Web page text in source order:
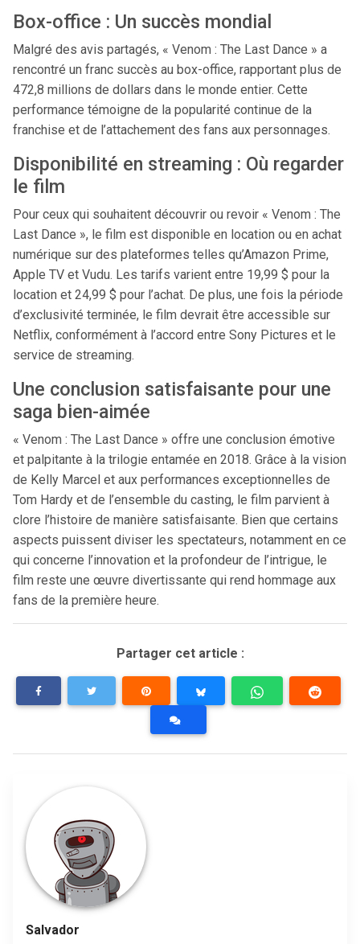
Box-office : Un succès mondial
Malgré des avis partagés, « Venom : The Last Dance » a
rencontré un franc succès au box-office, rapportant plus de
472,8 millions de dollars dans le monde entier. Cette
performance témoigne de la popularité continue de la
franchise et de l’attachement des fans aux personnages.​
Disponibilité en streaming : Où regarder
le film
Pour ceux qui souhaitent découvrir ou revoir « Venom : The
Last Dance », le film est disponible en location ou en achat
numérique sur des plateformes telles qu’Amazon Prime,
Apple TV et Vudu. Les tarifs varient entre 19,99 $ pour la
location et 24,99 $ pour l’achat. De plus, une fois la période
d’exclusivité terminée, le film devrait être accessible sur
Netflix, conformément à l’accord entre Sony Pictures et le
service de streaming.
Une conclusion satisfaisante pour une
saga bien-aimée
« Venom : The Last Dance » offre une conclusion émotive
et palpitante à la trilogie entamée en 2018. Grâce à la vision
de Kelly Marcel et aux performances exceptionnelles de
Tom Hardy et de l’ensemble du casting, le film parvient à
clore l’histoire de manière satisfaisante. Bien que certains
aspects puissent diviser les spectateurs, notamment en ce
qui concerne l’innovation et la profondeur de l’intrigue, le
film reste une œuvre divertissante qui rend hommage aux
fans de la première heure.
Partager cet article :
Salvador